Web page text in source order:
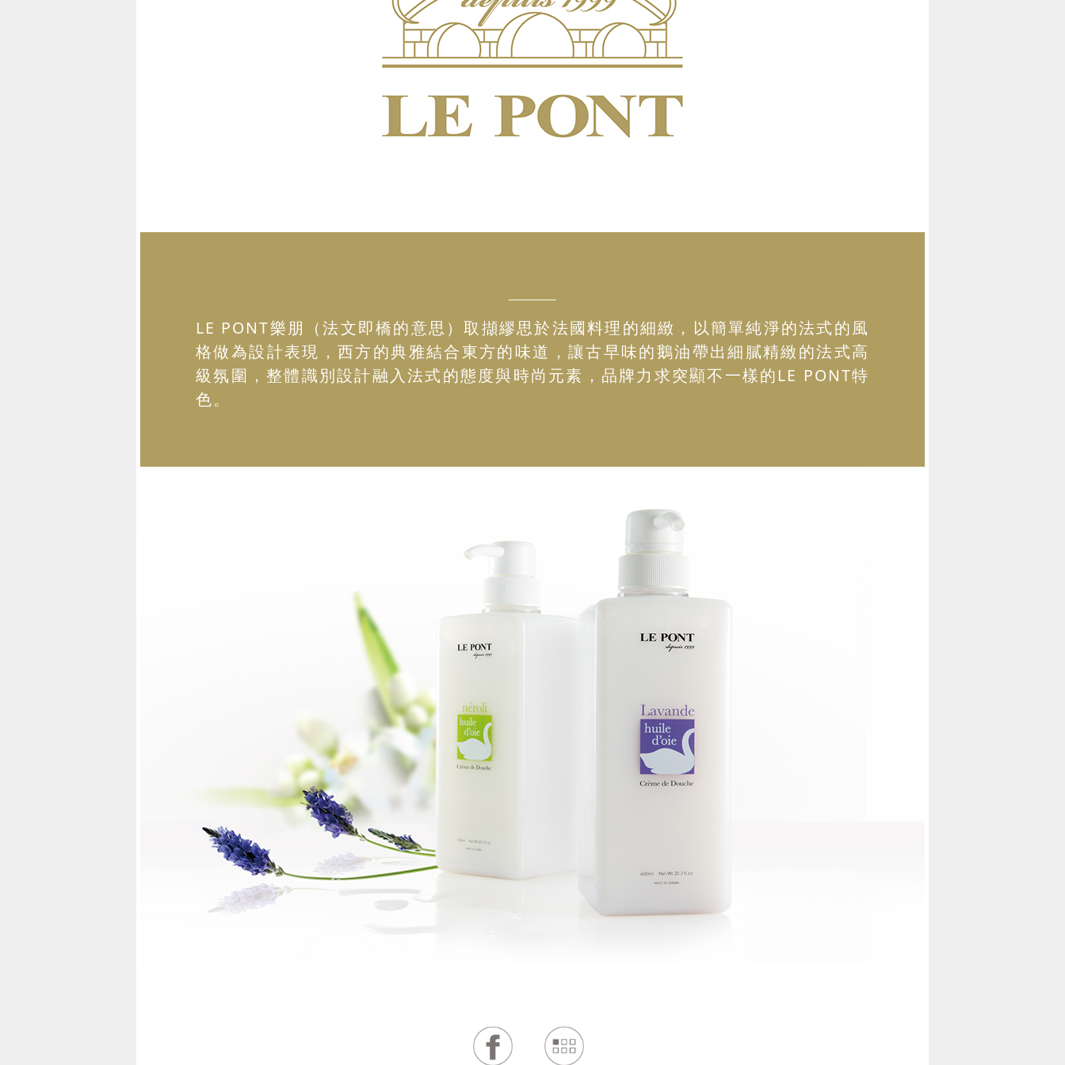
LE PONT樂朋（法文即橋的意思）取擷繆思於法國料理的細緻，以簡單純淨的法式的風
格做為設計表現，西方的典雅結合東方的味道，讓古早味的鵝油帶出細膩精緻的法式高
級氛圍，整體識別設計融入法式的態度與時尚元素，品牌力求突顯不一樣的LE PONT特
色。